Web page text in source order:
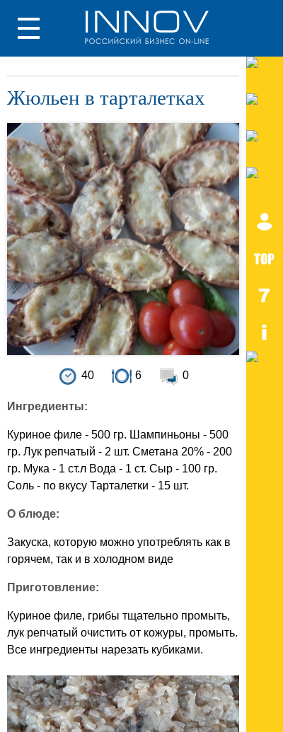
Жюльен в тарталетках
40 6 0
Ингредиенты:
Куриное филе - 500 гр. Шампиньоны - 500
гр. Лук репчатый - 2 шт. Сметана 20% - 200
гр. Мука - 1 ст.л Вода - 1 ст. Сыр - 100 гр.
Соль - по вкусу Тарталетки - 15 шт.
О блюде:
Закуска, которую можно употреблять как в
горячем, так и в холодном виде
Приготовление:
Куриное филе, грибы тщательно промыть,
лук репчатый очистить от кожуры, промыть.
Все ингредиенты нарезать кубиками.